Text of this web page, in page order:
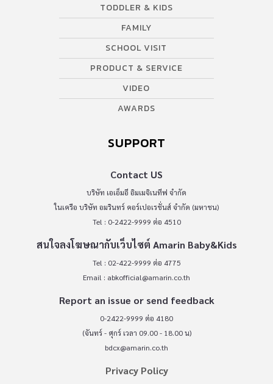
TODDLER & KIDS
FAMILY
SCHOOL VISIT
PRODUCT & SERVICE
VIDEO
AWARDS
SUPPORT
Contact US
บริษัท เอเอ็มอี อิมเมจิเนทีฟ จำกัด
ในเครือ บริษัท อมรินทร์ คอร์เปอเรชั่นส์ จำกัด (มหาชน)
Tel : 0-2422-9999 ต่อ 4510
สนใจลงโฆษณากับเว็บไซต์ Amarin Baby&Kids
Tel : 02-422-9999 ต่อ 4775
Email : abkofficial@amarin.co.th
Report an issue or send feedback
0-2422-9999 ต่อ 4180
(จันทร์ - ศุกร์ เวลา 09.00 - 18.00 น)
bdcx@amarin.co.th
Privacy Policy